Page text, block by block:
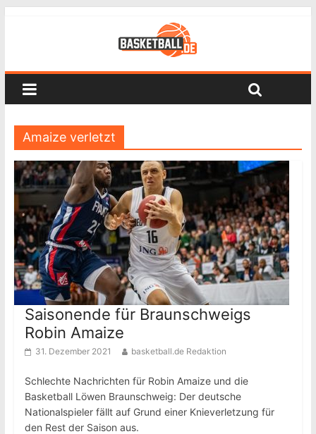
Amaize verletzt
Saisonende für Braunschweigs
Robin Amaize
31. Dezember 2021 basketball.de Redaktion
Schlechte Nachrichten für Robin Amaize und die
Basketball Löwen Braunschweig: Der deutsche
Nationalspieler fällt auf Grund einer Knieverletzung für
den Rest der Saison aus.